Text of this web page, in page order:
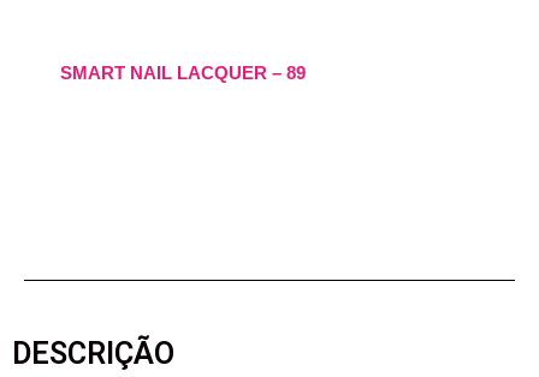
SMART NAIL LACQUER – 89
DESCRIÇÃO